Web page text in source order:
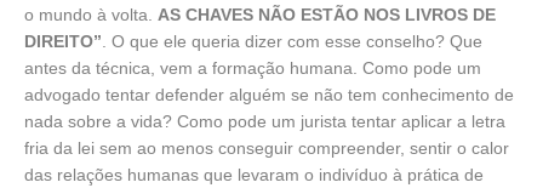
o mundo à volta. AS CHAVES NÃO ESTÃO NOS LIVROS DE
DIREITO” . O que ele queria dizer com esse conselho? Que
antes da técnica, vem a formação humana. Como pode um
advogado tentar defender alguém se não tem conhecimento de
nada sobre a vida? Como pode um jurista tentar aplicar a letra
fria da lei sem ao menos conseguir compreender, sentir o calor
das relações humanas que levaram o indivíduo à prática de